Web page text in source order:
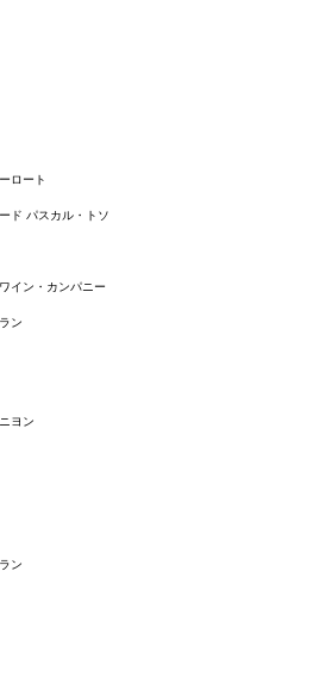
ロート
ド パスカル・トソ
イン・カンパニー
ン
ヨン
ン